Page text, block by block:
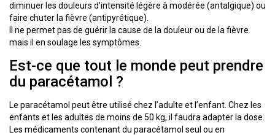
diminuer les douleurs d’intensité légère à modérée (antalgique) ou
faire chuter la fièvre (antipyrétique).
Il ne permet pas de guérir la cause de la douleur ou de la fièvre
mais il en soulage les symptômes.
Est-ce que tout le monde peut prendre
du paracétamol ?
Le paracétamol peut être utilisé chez l’adulte et l’enfant. Chez les
enfants et les adultes de moins de 50 kg, il faudra adapter la dose.
Les médicaments contenant du paracétamol seul ou en